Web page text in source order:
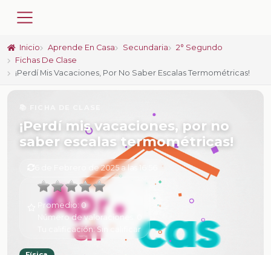
Inicio Aprende En Casa Secundaria
2° Segundo
Fichas De Clase
¡Perdí Mis Vacaciones, Por No Saber Escalas Termométricas!
¡Perdí mis vacaciones, por no
saber escalas termométricas!
6 de Febrero de 2025 a las 16:56
Promedio: 0
Número de valoraciones:
Tu calificación:Sin calificar